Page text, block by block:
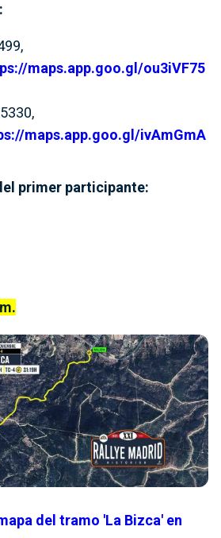
maps.app.goo.gl/ou3iVF75
maps.app.goo.gl/ivAmGmA
primer participante:
del tramo 'La Bizca' en